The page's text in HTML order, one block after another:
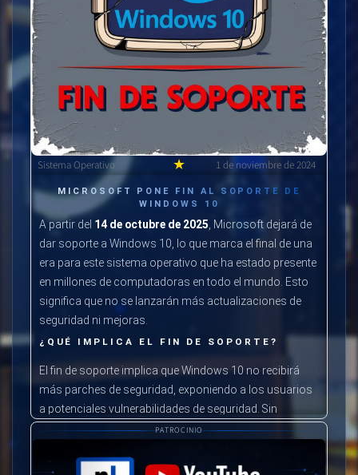
Sistema Operativo ★ 1 de noviembre de 2024
MICROSOFT PONE FIN AL SOPORTE DE
WINDOWS 10
A partir del 14 de octubre de 2025, Microsoft dejará de
dar soporte a Windows 10, lo que marca el final de una
era para este sistema operativo que ha estado presente
en millones de computadoras en todo el mundo. Esto
significa que no se lanzarán más actualizaciones de
seguridad ni mejoras.
¿QUÉ IMPLICA EL FIN DE SOPORTE?
El fin de soporte implica que Windows 10 no recibirá
más parches de seguridad, exponiendo a los usuarios
a potenciales vulnerabilidades de seguridad. Sin
actualizaciones, el sistema operativo quedará obsoleto
PATROCINIO